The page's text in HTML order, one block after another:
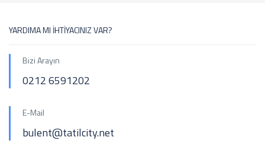
YARDIMA MI İHTİYACINIZ VAR?
Bizi Arayın
0212 6591202
E-Mail
bulent@tatilcity.net